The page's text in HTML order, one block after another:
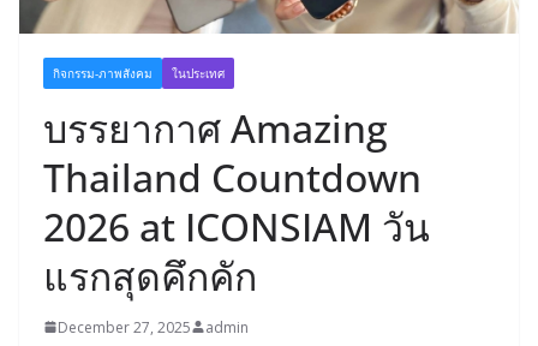
กิจกรรม-ภาพสังคม ในประเทศ
บรรยากาศ Amazing
Thailand Countdown
2026 at ICONSIAM วัน
แรกสุดคึกคัก
December 27, 2025 admin